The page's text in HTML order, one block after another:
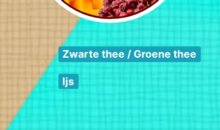
Zwarte thee / Groene thee
Ijs